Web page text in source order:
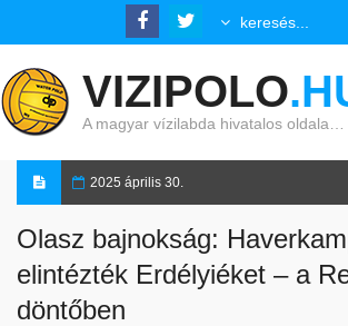
VIZIPOLO
A magyar vízilabda hivatalos oldala…
2025 április 30.
Olasz bajnokság:
elintézték Erdélyiéket – a
döntőben